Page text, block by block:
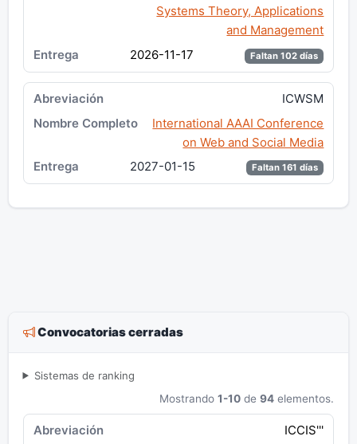
Systems Theory, Applications
and Management
2026-11-17
Faltan 102 días
ICWSM
International AAAI Conference
on Web and Social Media
2027-01-15
Faltan 161 días
Convocatorias cerradas
Sistemas de ranking
Mostrando1-10 de94 elementos.
ICCIS'''